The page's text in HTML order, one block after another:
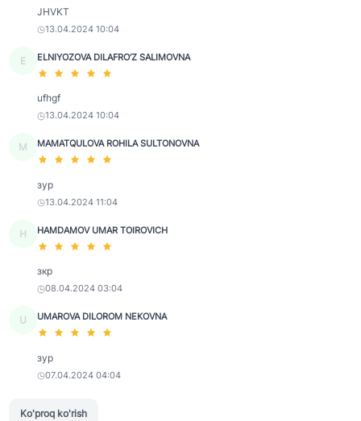
JHVKT
13.04.2024 10:04
E ELNIYOZOVA DILAFRO‘Z SALIMOVNA
ufhgf
13.04.2024 10:04
M MAMATQULOVA ROHILA SULTONOVNA
зур
13.04.2024 11:04
H HAMDAMOV UMAR TOIROVICH
зкр
08.04.2024 03:04
U UMAROVA DILOROM NEKOVNA
зур
07.04.2024 04:04
Ko'proq ko'rish